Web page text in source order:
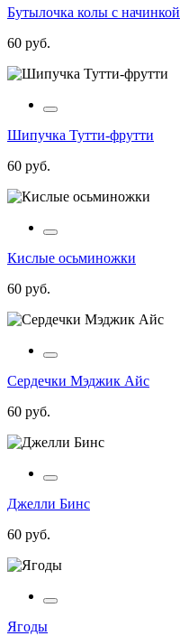
Бутылочка колы с начинкой
60 руб.
Шипучка Тутти-фрутти
60 руб.
Кислые осьминожки
60 руб.
Сердечки Мэджик Айс
60 руб.
Джелли Бинс
60 руб.
Ягоды